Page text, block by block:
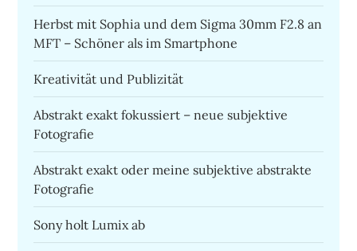
Herbst mit Sophia und dem Sigma 30mm F2.8 an
MFT – Schöner als im Smartphone
Kreativität und Publizität
Abstrakt exakt fokussiert – neue subjektive
Fotografie
Abstrakt exakt oder meine subjektive abstrakte
Fotografie
Sony holt Lumix ab